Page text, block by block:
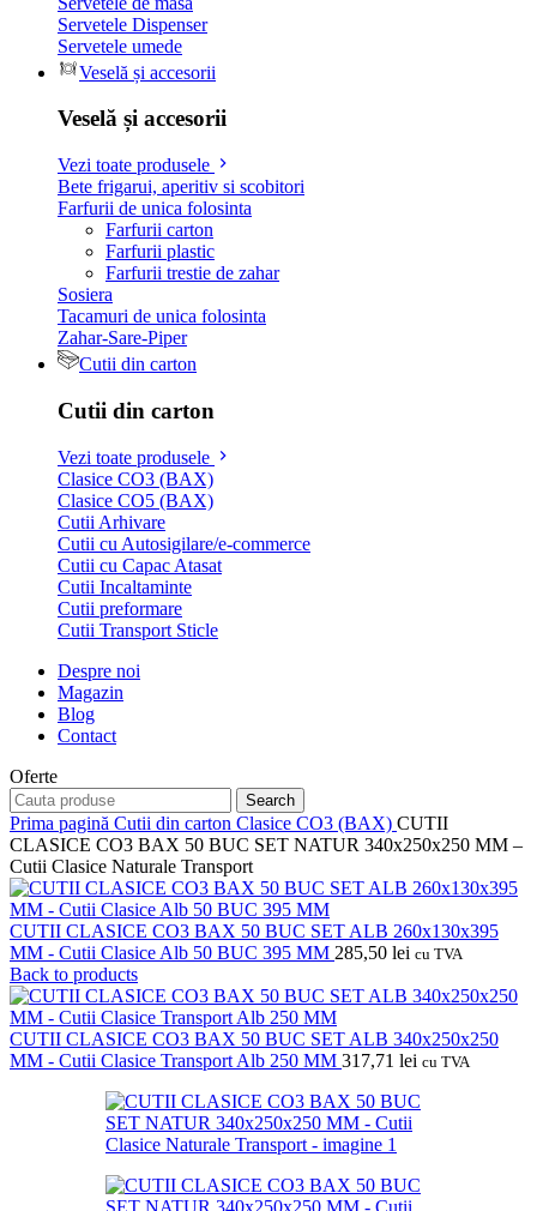
Servetele Dispenser
Servetele umede
Veselă și accesorii
Veselă și accesorii
Vezi toate produsele
Bete frigarui, aperitiv si scobitori
Farfurii de unica folosinta
Farfurii carton
Farfurii plastic
Farfurii trestie de zahar
Sosiera
Tacamuri de unica folosinta
Zahar-Sare-Piper
Cutii din carton
Cutii din carton
Vezi toate produsele
Clasice CO3 (BAX)
Clasice CO5 (BAX)
Cutii Arhivare
Cutii cu Autosigilare/e-commerce
Cutii cu Capac Atasat
Cutii Incaltaminte
Cutii preformare
Cutii Transport Sticle
Despre noi
Magazin
Blog
Contact
Oferte
Search
Prima pagină Cutii din carton Clasice CO3 (BAX) CUTII
CLASICE CO3 BAX 50 BUC SET NATUR 340x250x250 MM –
Cutii Clasice Naturale Transport
CUTII CLASICE CO3 BAX 50 BUC SET ALB 260x130x395
MM - Cutii Clasice Alb 50 BUC 395 MM 285,50 lei cu TVA
Back to products
CUTII CLASICE CO3 BAX 50 BUC SET ALB 340x250x250
MM - Cutii Clasice Transport Alb 250 MM 317,71 lei cu TVA